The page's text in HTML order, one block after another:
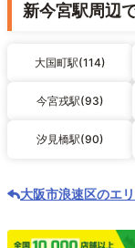
新今宮駅周辺
大国町駅(114)
今宮戎駅(93)
汐見橋駅(90)
大阪市浪速区のエ